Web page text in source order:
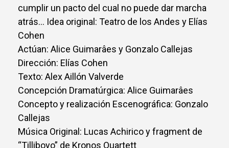
cumplir un pacto del cual no puede dar marcha
atrás... Idea original: Teatro de los Andes y Elías
Cohen
Actúan: Alice Guimarâes y Gonzalo Callejas
Dirección: Elías Cohen
Texto: Alex Aillón Valverde
Concepción Dramatúrgica: Alice Guimarâes
Concepto y realización Escenográfica: Gonzalo
Callejas
Música Original: Lucas Achirico y fragment de
“Tilliboyo” de Kronos Quartett